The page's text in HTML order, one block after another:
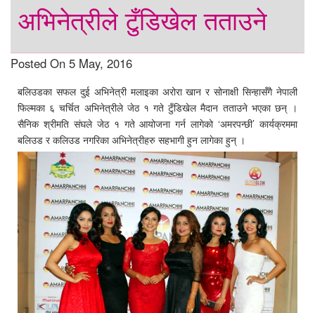
अभिनेत्रीले टुँडिखेल तताउने
Posted On 5 May, 2016
बलिउडका सफल दुई अभिनेत्री मलाइका अरोरा खान र सोनाक्षी सिन्हासँगै नेपाली
फिल्मका ६ चर्चित अभिनेत्रीले जेठ १ गते टुँडिखेल मैदान तताउने भएका छन् ।
सैनिक श्रीमति संघले जेठ १ गते आयोजना गर्न लागेको ‘अमरपन्छी’ कार्यक्रममा
बलिउड र कलिउड नगरिका अभिनेत्रीहरु सहभागी हुन लागेका हुन् ।